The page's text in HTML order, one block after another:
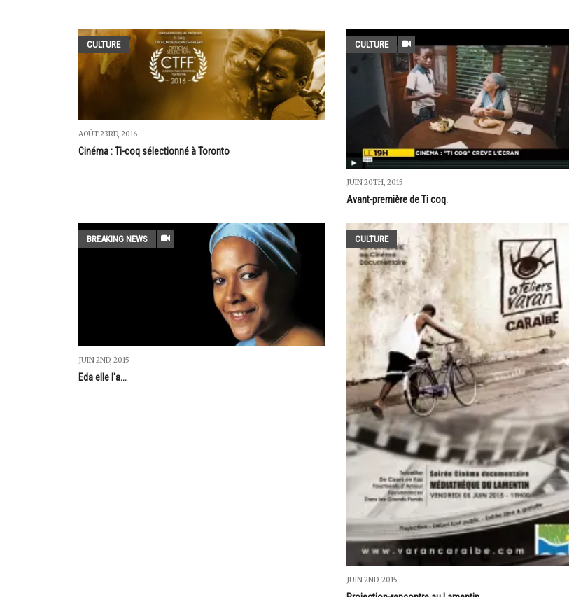
CULTURE
AOÛT 23RD, 2016
Cinéma : Ti-coq sélectionné à Toronto
CULTURE
JUIN 20TH, 2015
Avant-première de Ti coq.
BREAKING NEWS
JUIN 2ND, 2015
Eda elle l'a...
CULTURE
JUIN 2ND, 2015